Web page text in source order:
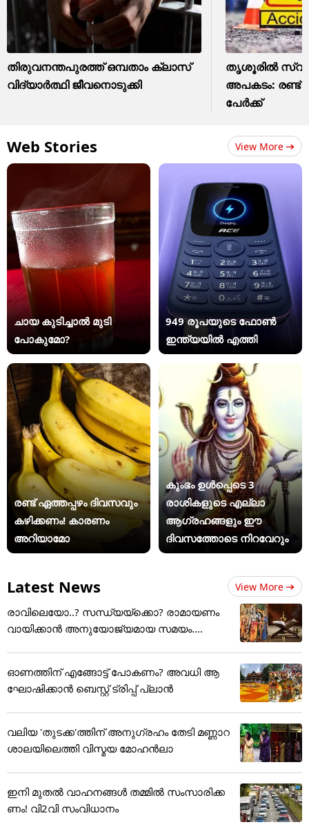
തിരുവനന്തപുരത്ത് ഒമ്പതാം ക്ലാസ്
വിദ്യാർത്ഥി ജീവനൊടുക്കി
തൃശൂരിൽ
അപകടം: രണ്ട്
പേർക്ക്
Web Stories View More
ചായ കുടിച്ചാൽ മുടി
പോകുമോ?
949 രൂപയുടെ ഫോൺ
ഇന്ത്യയിൽ എത്തി
രണ്ട് ഏത്തപ്പഴം ദിവസവും
കഴിക്കണം! കാരണം
അറിയാമോ
കുംഭം ഉൾപ്പെടെ 3
രാശികളുടെ എല്ലാ
ആഗ്രഹങ്ങളും ഈ
ദിവസത്തോടെ നിറവേറും
Latest News View More
രാവിലെയോ..? സന്ധ്യയ്ക്കൊ? രാമായണം
വായിക്കാൻ അനുയോജ്യമായ സമയം....
ഓണത്തിന് എങ്ങോട്ട് പോകണം? അവധി ആ
ഘോഷിക്കാൻ ബെസ്റ്റ് ട്രിപ്പ് പ്ലാൻ
വലിയ 'തുടക്ക'ത്തിന് അനുഗ്രഹം തേടി മണ്ണാറ
ശാലയിലെത്തി വിസ്മയ മോഹൻലാ
ഇനി മുതൽ വാഹനങ്ങൾ തമ്മിൽ സംസാരിക്ക
ണം! വി2വി സംവിധാനം